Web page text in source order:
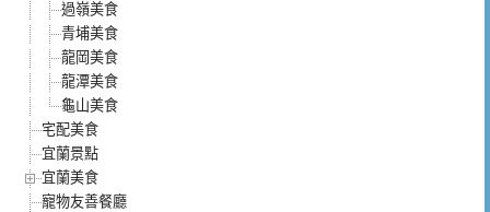
過嶺美食
青埔美食
龍岡美食
龍潭美食
龜山美食
宅配美食
宜蘭景點
宜蘭美食
寵物友善餐廳